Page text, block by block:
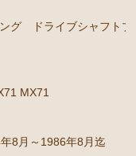
ー リペアキッ
ー クラッチレリ
ット など）
ベアリング ボー
ダンパー センダ
グ ドライブシャフトブ
MX71
8月～1986年8月迄